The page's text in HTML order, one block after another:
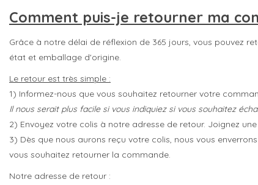
Comment puis-je retourner ma
Grâce à notre délai de réflexion de 365 jours, vous pouvez
état et emballage d'origine.
Le retour est très simple :
1) Informez-nous que vous souhaitez retourner votre
Il nous serait plus facile si vous indiquiez si vous souhaitez
2) Envoyez votre colis à notre adresse de retour. Joignez
3) Dès que nous aurons reçu votre colis, nous vous
vous souhaitez retourner la commande.
Notre adresse de retour :